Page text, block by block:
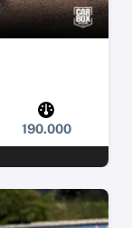
190.000